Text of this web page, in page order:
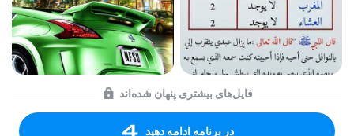
فایل‌های بیشتری پنهان شده‌اند
در برنامه ادامه دهید